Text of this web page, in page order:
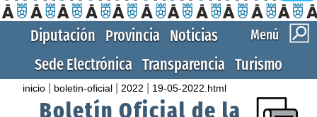
Menú
Diputación Provincia Noticias
Sede Electrónica Transparencia Turismo
inicio boletin-oficial 2022 19-05-2022.html
Boletín Oficial de la